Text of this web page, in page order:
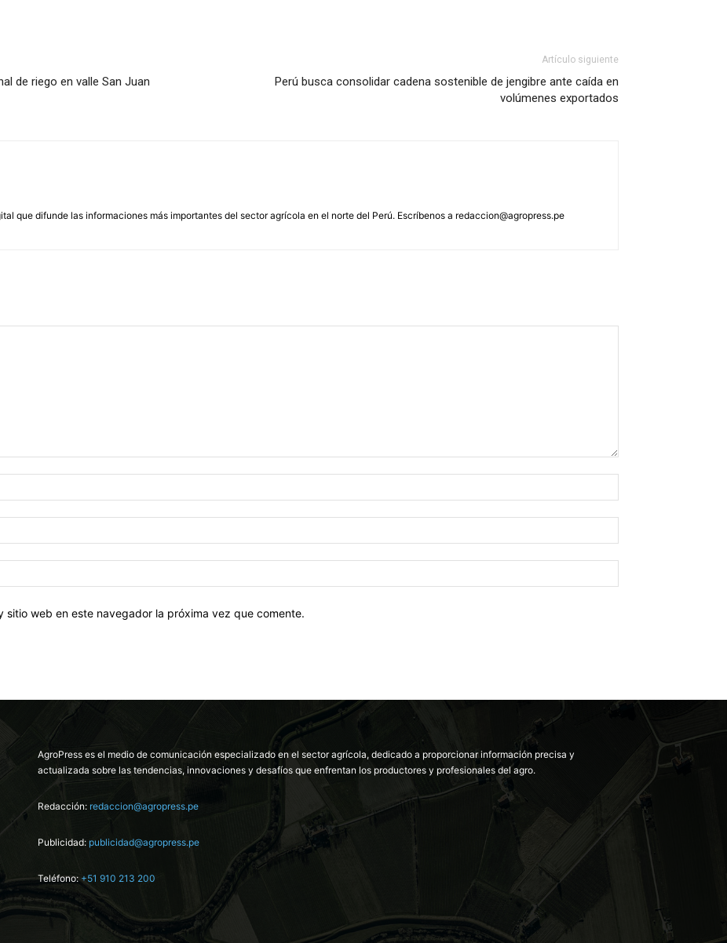
de riego en valle San Juan
Artículo siguiente
Perú busca consolidar cadena sostenible de jengibre ante caída en
volúmenes exportados
que difunde las informaciones más importantes del sector agrícola en el norte del Perú. Escríbenos a redaccion@agropress.pe
sitio web en este navegador la próxima vez que comente.
AgroPress es el medio de comunicación especializado en el sector agrícola, dedicado a proporcionar información precisa y
actualizada sobre las tendencias, innovaciones y desafíos que enfrentan los productores y profesionales del agro.
Redacción: redaccion@agropress.pe
Publicidad: publicidad@agropress.pe
Teléfono: +51 910 213 200